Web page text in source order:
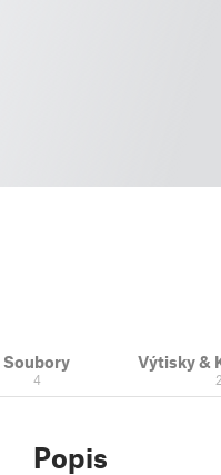
Soubory
4
Výtisky &
2
Popis